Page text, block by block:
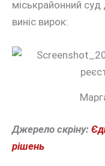
міськрайонний суд
виніс вирок:
Джерело скріну:
рішень